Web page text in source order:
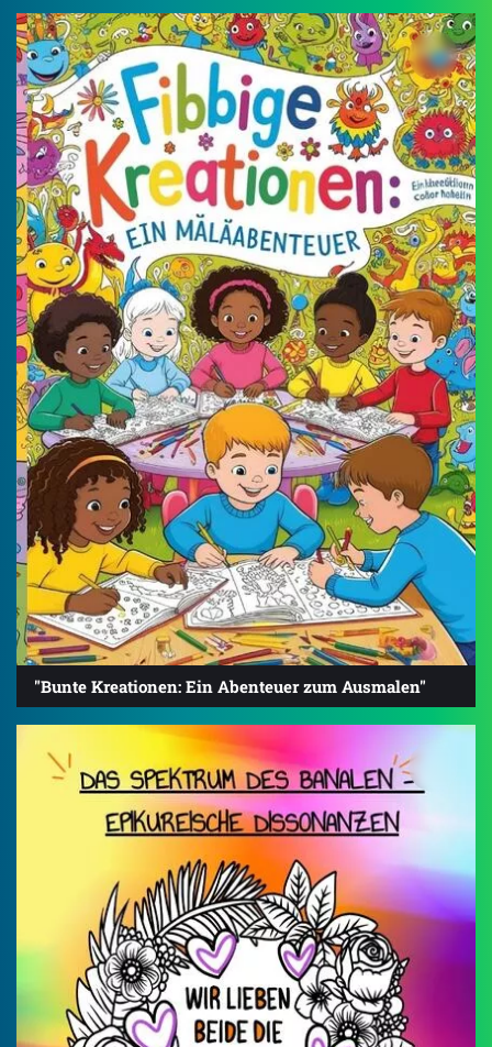
"Bunte Kreationen: Ein Abenteuer zum Ausmalen"